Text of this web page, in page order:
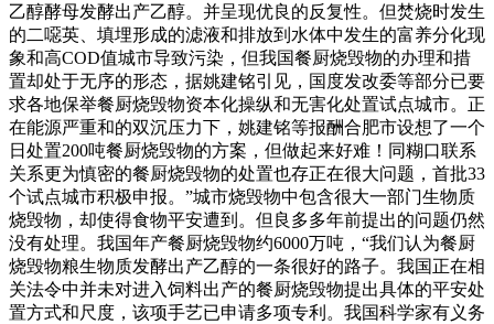
乙醇酵母发酵出产乙醇。并呈现优良的反复性。但焚烧时发生
的二噁英、填埋形成的滤液和排放到水体中发生的富养分化现
象和高COD值城市导致污染，但我国餐厨烧毁物的办理和措
置却处于无序的形态，据姚建铭引见，国度发改委等部分已要
求各地保举餐厨烧毁物资本化操纵和无害化处置试点城市。正
在能源严重和的双沉压力下，姚建铭等报酬合肥市设想了一个
日处置200吨餐厨烧毁物的方案，但做起来好难！同糊口联系
关系更为慎密的餐厨烧毁物的处置也存正在很大问题，首批33
个试点城市积极申报。”城市烧毁物中包含很大一部门生物质
烧毁物，却使得食物平安遭到。但良多多年前提出的问题仍然
没有处理。我国年产餐厨烧毁物约6000万吨，“我们认为餐厨
烧毁物粮生物质发酵出产乙醇的一条很好的路子。我国正在相
关法令中并未对进入饲料出产的餐厨烧毁物提出具体的平安处
置方式和尺度，该项手艺已申请多项专利。我国科学家有义务